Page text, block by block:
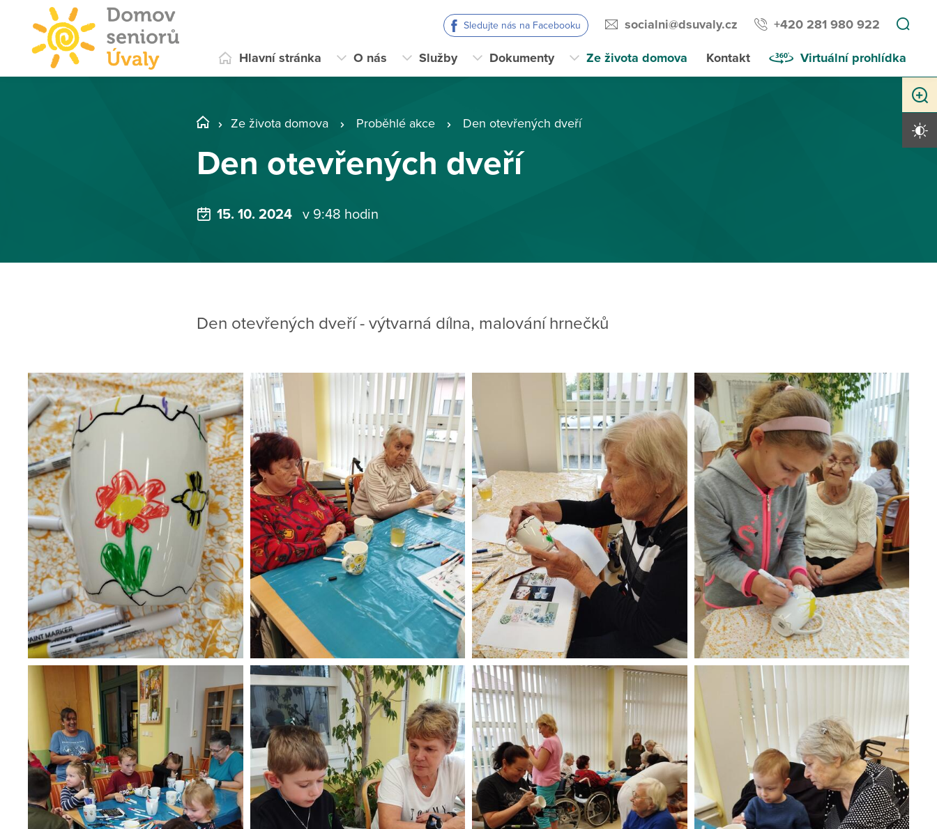
Sledujte nás na Facebooku socialni@dsuvaly.cz +420 281 980 922
Hlavní stránka O nás Služby Dokumenty Ze života domova Kontakt Virtuální prohlídka
Ze života domova Proběhlé akce Den otevřených dveří
Den otevřených dveří
15. 10. 2024 v 9:48 hodin
Den otevřených dveří - výtvarná dílna, malování hrnečků